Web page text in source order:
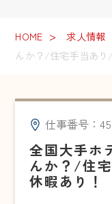
HOME 求人情報
んか？/住宅手当あり
仕事番号：
全国大手ホ
んか？/住
休暇あり！